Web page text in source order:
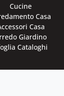
Cucine
Casa
Casa
Giardino
Cataloghi